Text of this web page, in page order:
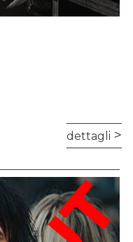
dettagli